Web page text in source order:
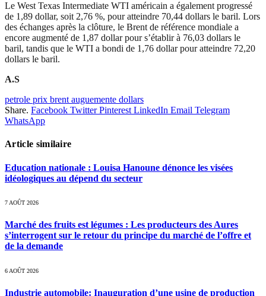
Le West Texas Intermediate WTI américain a également progressé
de 1,89 dollar, soit 2,76 %, pour atteindre 70,44 dollars le baril. Lors
des échanges après la clôture, le Brent de référence mondiale a
encore augmenté de 1,87 dollar pour s’établir à 76,03 dollars le
baril, tandis que le WTI a bondi de 1,76 dollar pour atteindre 72,20
dollars le baril.
A.S
petrole prix brent auguemente dollars
Share. Facebook Twitter Pinterest LinkedIn Email Telegram
WhatsApp
Article similaire
Education nationale : Louisa Hanoune dénonce les visées
idéologiques au dépend du secteur
7 AOÛT 2026
Marché des fruits est légumes : Les producteurs des Aures
s’interrogent sur le retour du principe du marché de l’offre et
de la demande
6 AOÛT 2026
Industrie automobile: Inauguration d’une usine de production